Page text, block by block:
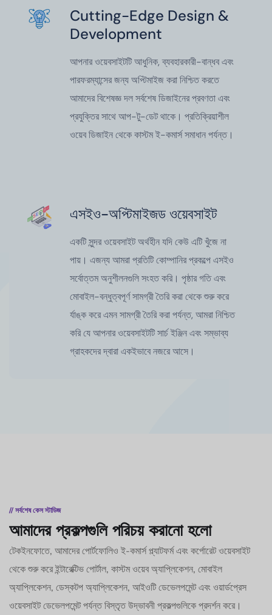
Cutting-Edge Design &
Development
আপনার ওয়েবসাইটটি আধুনিক, ব্যবহারকারী-বান্ধব এবং
পারফরম্যান্সের জন্য অপ্টিমাইজ করা নিশ্চিত করতে
আমাদের বিশেষজ্ঞ দল সর্বশেষ ডিজাইনের প্রবণতা এবং
প্রযুক্তির সাথে আপ-টু-ডেট থাকে। প্রতিক্রিয়াশীল
ওয়েব ডিজাইন থেকে কাস্টম ই-কমার্স সমাধান পর্যন্ত।
এসইও-অপ্টিমাইজড ওয়েবসাইট
একটি সুন্দর ওয়েবসাইট অর্থহীন যদি কেউ এটি খুঁজে না
পায়। এজন্য আমরা প্রতিটি কোম্পানির প্রকল্পে এসইও
সর্বোত্তম অনুশীলনগুলি সংহত করি। পৃষ্ঠার গতি এবং
মোবাইল-বন্ধুত্বপূর্ণ সামগ্রী তৈরি করা থেকে শুরু করে
র্যাঙ্ক করে এমন সামগ্রী তৈরি করা পর্যন্ত, আমরা নিশ্চিত
করি যে আপনার ওয়েবসাইটটি সার্চ ইঞ্জিন এবং সম্ভাব্য
গ্রাহকদের দ্বারা একইভাবে নজরে আসে।
// সর্বশেষ কেস স্টাডিজ
আমাদের প্রকল্পগুলি পরিচয় করানো হলো
টেকইনফোতে, আমাদের পোর্টফোলিও ই-কমার্স প্ল্যাটফর্ম এবং কর্পোরেট ওয়েবসাইট
থেকে শুরু করে ইন্টারেক্টিভ পোর্টাল, কাস্টম ওয়েব অ্যাপ্লিকেশন, মোবাইল
অ্যাপ্লিকেশন, ডেস্কটপ অ্যাপ্লিকেশন, আইওটি ডেভেলপমেন্ট এবং ওয়ার্ডপ্রেস
ওয়েবসাইট ডেভেলপমেন্ট পর্যন্ত বিস্তৃত উদ্ভাবনী প্রকল্পগুলিকে প্রদর্শন করে।